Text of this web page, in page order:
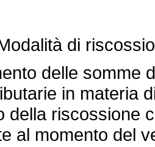
di
delle somme
in materia
della riscossione
al momento del